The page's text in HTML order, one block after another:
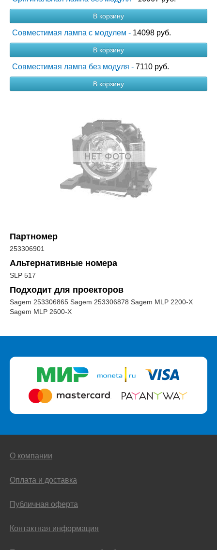
В корзину
Совместимая лампа с модулем - 14098 руб.
В корзину
Совместимая лампа без модуля - 7110 руб.
В корзину
Партномер
253306901
Альтернативные номера
SLP 517
Подходит для проекторов
Sagem 253306865 Sagem 253306878 Sagem MLP 2200-X
Sagem MLP 2600-X
О компании
Оплата и доставка
Публичная оферта
Контактная информация